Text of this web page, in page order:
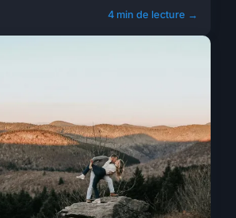
4 min de lecture →